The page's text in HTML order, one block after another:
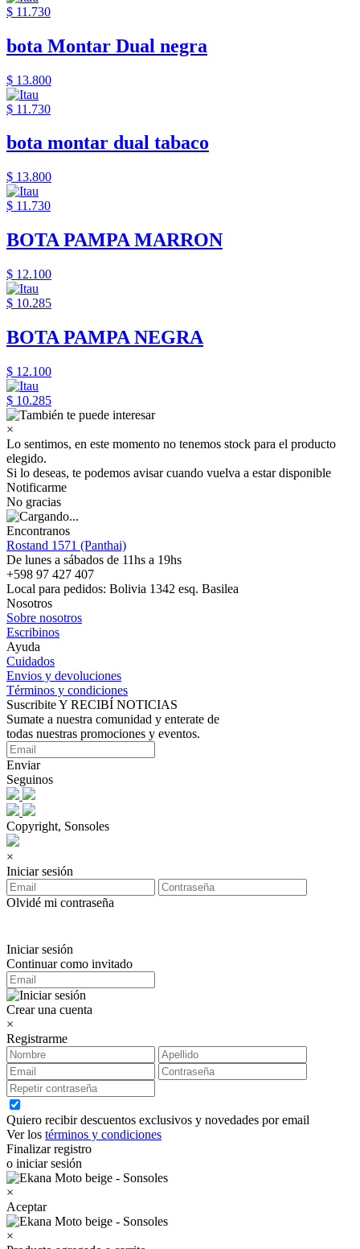
$ 11.730
bota Montar Dual negra
$ 13.800
$ 11.730
bota montar dual tabaco
$ 13.800
$ 11.730
BOTA PAMPA MARRON
$ 12.100
$ 10.285
BOTA PAMPA NEGRA
$ 12.100
$ 10.285
×
Lo sentimos, en este momento no tenemos stock para el producto
elegido.
Si lo deseas, te podemos avisar cuando vuelva a estar disponible
Notificarme
No gracias
Encontranos
Rostand 1571 (Panthai)
De lunes a sábados de 11hs a 19hs
+598 97 427 407
Local para pedidos: Bolivia 1342 esq. Basilea
Nosotros
Sobre nosotros
Escribinos
Ayuda
Cuidados
Envios y devoluciones
Términos y condiciones
Suscribite Y RECIBÍ NOTICIAS
Sumate a nuestra comunidad y enterate de
todas nuestras promociones y eventos.
Enviar
Seguinos
Copyright, Sonsoles
×
Iniciar sesión
Olvidé mi contraseña
Iniciar sesión
Continuar como invitado
Crear una cuenta
×
Registrarme
Quiero recibir descuentos exclusivos y novedades por email
Ver los términos y condiciones
Finalizar registro
o iniciar sesión
×
Aceptar
×